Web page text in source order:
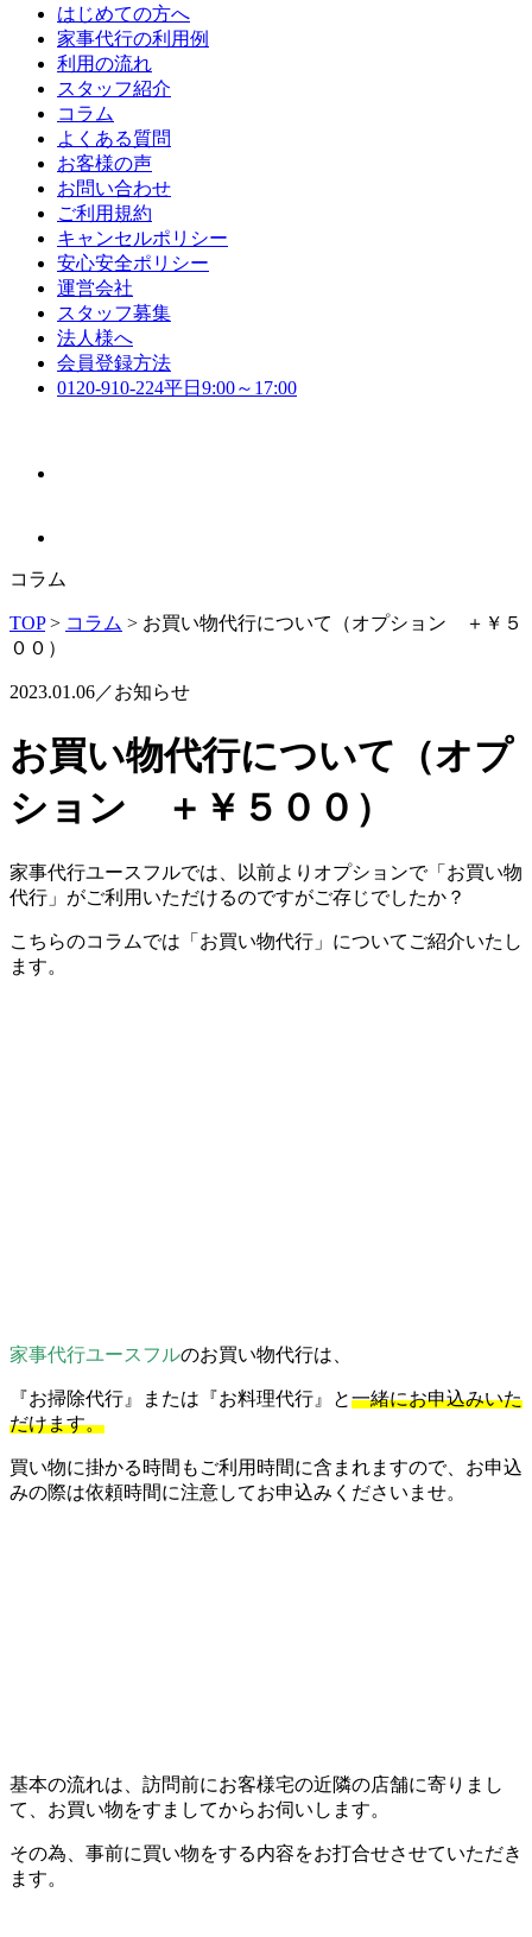
はじめての方へ
家事代行の利用例
利用の流れ
スタッフ紹介
コラム
よくある質問
お客様の声
お問い合わせ
ご利用規約
キャンセルポリシー
安心安全ポリシー
運営会社
スタッフ募集
法人様へ
会員登録方法
0120-910-224平日9:00～17:00
コラム
TOP> コラム > お買い物代行について（オプション ＋￥５
００）
2023.01.06／お知らせ
お買い物代行について（オプ
ション ＋￥５００）
家事代行ユースフルでは、以前よりオプションで「お買い物
代行」がご利用いただけるのですがご存じでしたか？
こちらのコラムでは「お買い物代行」についてご紹介いたし
ます。
家事代行ユースフルのお買い物代行は、
『お掃除代行』または『お料理代行』と一緒にお申込みいた
だけます。
買い物に掛かる時間もご利用時間に含まれますので、お申込
みの際は依頼時間に注意してお申込みくださいませ。
基本の流れは、訪問前にお客様宅の近隣の店舗に寄りまし
て、お買い物をすましてからお伺いします。
その為、事前に買い物をする内容をお打合せさせていただき
ます。